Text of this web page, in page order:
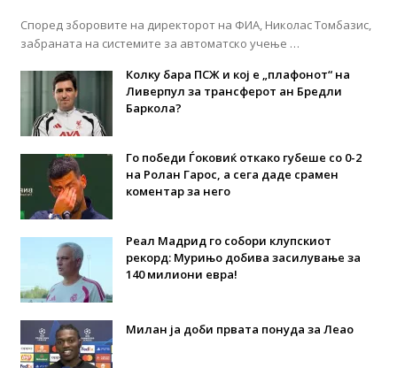
Според зборовите на директорот на ФИА, Николас Томбазис,
забраната на системите за автоматско учење …
Колку бара ПСЖ и кој е „плафонот“ на
Ливерпул за трансферот ан Бредли
Баркола?
Го победи Ѓоковиќ откако губеше со 0-2
на Ролан Гарос, а сега даде срамен
коментар за него
Реал Мадрид го собори клупскиот
рекорд: Мурињо добива засилување за
140 милиони евра!
Милан ја доби првата понуда за Леао